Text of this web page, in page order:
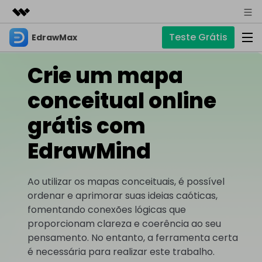
Produtos em destaque
Utilitários
Negócios
Soluções
Sobre nós
Sala de imprensa
Suporte
EdrawMax Teste Grátis
Produtos
EdrawMax
Precisa da versão online? Clique aqui
EdrawMind
Mapas mentais e brainstorming
Soluções
Para diagramas
Fluxograma Hot
Diagrama P&ID
Diagrama UML
Para mapas mentais
Mapa mental
IA de EdrawMax
✨ Ferramentas Online
Diagrama de IA Hot
Outras Ferramentas
Chat com IA Novo
Blog
Artigos
Tendências
Suporte
Guia
Descubra como aproveitar nossas ferramentas.
Para EdrawMax >
EdrawMax EdrawMind
Crie um mapa
conceitual online
grátis com
EdrawMind
Ao utilizar os mapas conceituais, é possível
ordenar e aprimorar suas ideias caóticas,
fomentando conexões lógicas que
proporcionam clareza e coerência ao seu
pensamento. No entanto, a ferramenta certa
é necessária para realizar este trabalho.